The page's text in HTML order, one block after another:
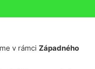
v rámci Západného